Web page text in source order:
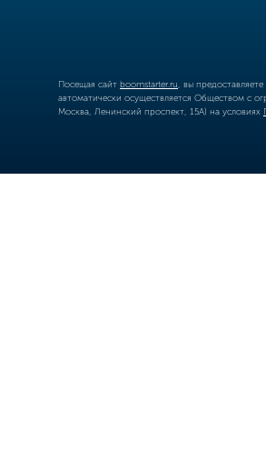
Посещая сайт boomstarter.ru , вы
автоматически осуществляется Обществом с
Москва, Ленинский проспект, 15А) на условиях